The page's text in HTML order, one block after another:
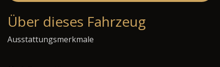
Über dieses Fahrzeug
Ausstattungsmerkmale